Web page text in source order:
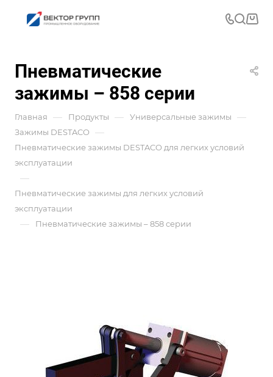
Пневматические
зажимы – 858 серии
Главная — Продукты — Универсальные зажимы —
Зажимы DESTACO —
Пневматические зажимы DESTACO для легких условий
эксплуатации
—
Пневматические зажимы для легких условий
эксплуатации
— Пневматические зажимы – 858 серии